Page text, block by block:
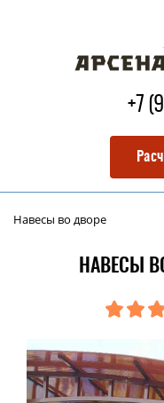
+7
Навесы во дворе
НАВЕСЫ